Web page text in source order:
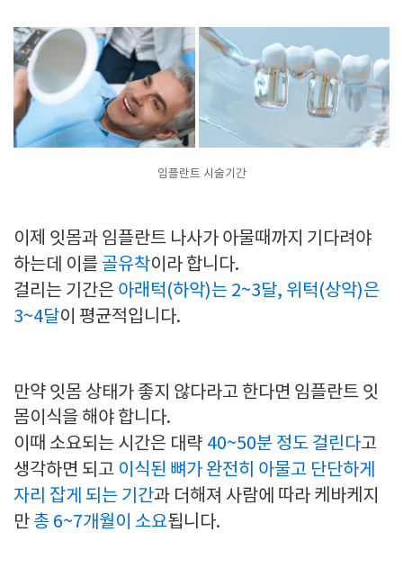
임플란트 시술기간
이제 잇몸과 임플란트 나사가 아물때까지 기다려야
하는데 이를 골유착이라 합니다.
걸리는 기간은 아래턱(하악)는 2~3달, 위턱(상악)은
3~4달이 평균적입니다.
만약 잇몸 상태가 좋지 않다라고 한다면 임플란트 잇
몸이식을 해야 합니다.
이때 소요되는 시간은 대략 40~50분 정도 걸린다고
생각하면 되고 이식된 뼈가 완전히 아물고 단단하게
자리 잡게 되는 기간과 더해져 사람에 따라 케바케지
만 총 6~7개월이 소요됩니다.